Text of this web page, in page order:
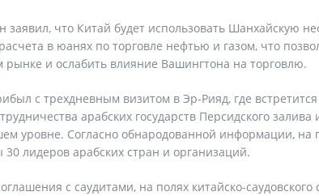
заявил, что Китай будет использовать Шанхайскую
в юанях по торговле нефтью и газом, что
и ослабить влияние Вашингтона на торговлю.
с трехдневным визитом в Эр-Рияд, где
арабских государств Персидского
уровне. Согласно обнародованной информации, на
лидеров арабских стран и организаций.
с саудитами, на полях китайско-